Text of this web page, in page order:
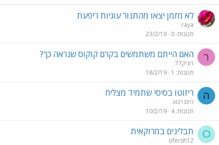
לא מזמן יצאו מהתנור עוגיות ריפעת
raya
תגובות 0
23/2/19
ר האם הייתם משתמשים בקרם קוקוס שנראה כך?
רוניק77
תגובות 1
18/2/19
ה ריזוטו בסיסי שתמיד מצליח
הים רגוע
תגובות 4
10/2/19
O תבלינים במרוקאית
ofersh12